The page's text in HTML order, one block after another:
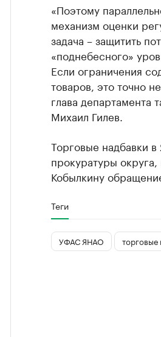
«Поэтому
механизм оценки
задача – защитить
«поднебесного»
Если ограничения
товаров, это точно
глава
Михаил Гилев.
Торговые надбавки
прокуратуры
Кобылкину
Теги
УФАС ЯНАО